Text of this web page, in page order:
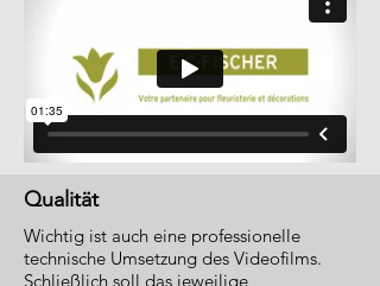
Qualität
Wichtig ist auch eine professionelle
technische Umsetzung des Videofilms.
Schließlich soll das jeweilige